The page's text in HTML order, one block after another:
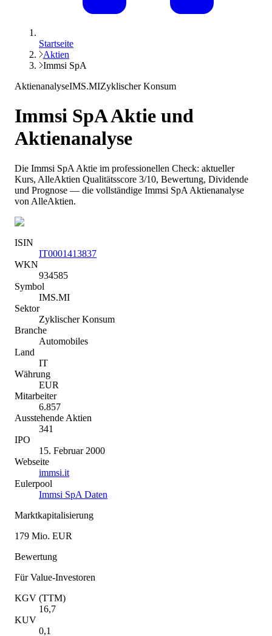
Startseite
Aktien
Immsi SpA
AktienanalyseIMS.MIZyklischer Konsum
Immsi SpAAktie und
Aktienanalyse
Die Immsi SpA Aktie im professionellen Check: aktueller
Kurs, AlleAktien Qualitätsscore 3/10, Bewertung, Dividende
und Prognose — die vollständige Immsi SpA Aktienanalyse
von AlleAktien.
ISIN
IT0001413837
WKN
934585
Symbol
IMS.MI
Sektor
Zyklischer Konsum
Branche
Automobiles
Land
IT
Währung
EUR
Mitarbeiter
6.857
Ausstehende Aktien
341
IPO
15. Februar 2000
Webseite
immsi.it
Eulerpool
Immsi SpA Daten
Marktkapitalisierung
179 Mio. EUR
Bewertung
Für Value-Investoren
KGV (TTM)
16,7
KUV
0,1